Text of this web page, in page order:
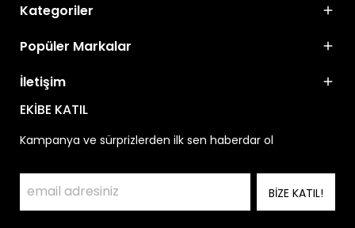
Kategoriler
Popüler Markalar
İletişim
EKİBE KATIL
Kampanya ve sürprizlerden ilk sen haberdar ol
BİZE KATIL!